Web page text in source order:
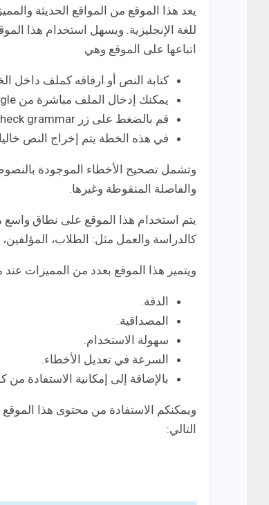
يعد هذا الموقع من المواقع الحديثة
للغة الإنجليزية. ويسهل استخدام هذا
اتباعها على الموقع وهي
كتابة النص أو ارفاقه كملف داخل
يمكنك إدخال الملف مباشرة من drive google أو drop box.
قم بالضغط على زر check grammar حتي يتم فحص النص المكتوب لتصحيحه من الأخطاء.
في هذه الخطة يتم إخراج النص
وتشمل تصحيح الأخطاء الموجودة بالنصوص
والفاصلة المنقوطة وغيرها.
يتم استخدام هذا الموقع على نطاق واسع
كالدراسة والعمل مثل: الطلاب، المؤلفين،
ويتميز هذا الموقع بعدد من المميزات
الدقة.
المصداقية.
سهولة الاستخدام.
السرعة في تعديل الأخطاء.
بالإضافة إلى إمكانية الاستفادة من
ويمكنكم الاستفادة من محتوى هذا
التالي: